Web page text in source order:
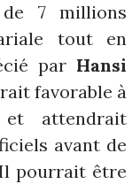
7 millions
tout en
par Hansi
favorable à
et attendrait
avant de
pourrait être